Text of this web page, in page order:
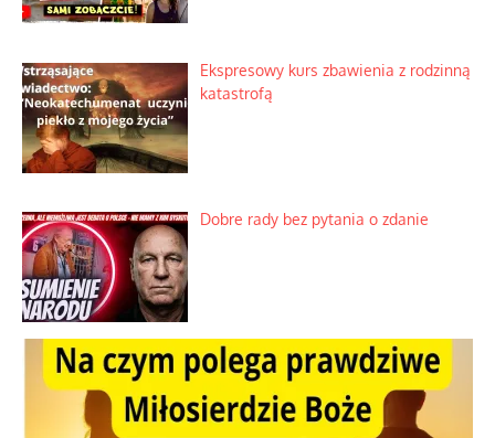
Ekspresowy kurs zbawienia z rodzinną
katastrofą
Dobre rady bez pytania o zdanie